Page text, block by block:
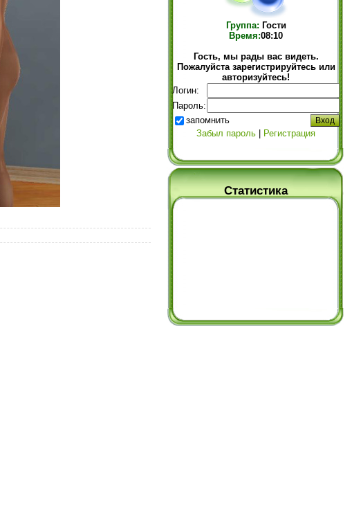
Группа: Гости
Время:08:10
Гость, мы рады вас видеть.
Пожалуйста зарегистрируйтесь или
авторизуйтесь!
Логин:
Пароль:
запомнить
Забыл пароль
Регистрация
Статистика